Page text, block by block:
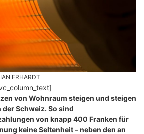
ERHARDT
von Wohnraum steigen und steigen
Schweiz. So sind
von knapp 400 Franken für
keine Seltenheit – neben den an